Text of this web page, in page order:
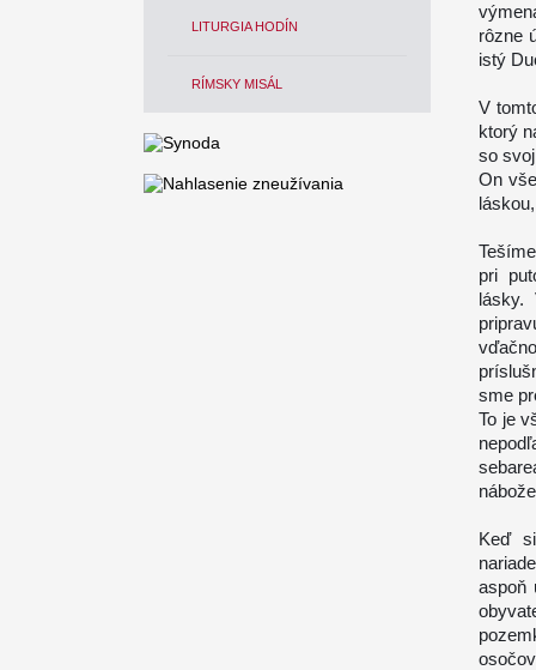
LITURGIA HODÍN
RÍMSKY MISÁL
rôzne
istý
V
ktorý
so
On
pri
lásky.
sme
To je
Keď
aspoň